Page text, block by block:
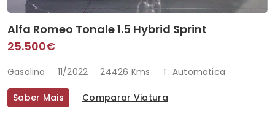
Alfa Romeo Tonale 1.5 Hybrid Sprint
25.500€
Gasolina 11/2022 24426 Kms T. Automatica
Saber Mais Comparar Viatura